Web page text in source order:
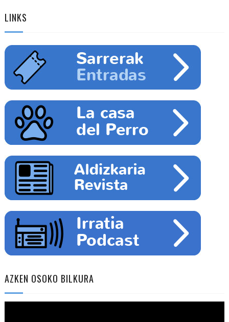
LINKS
AZKEN OSOKO BILKURA